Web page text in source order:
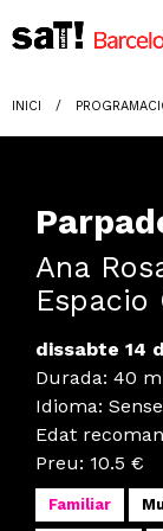
INICI
Ana
Espacio
dissabte 14
Durada: 40
Idioma:
Edat
Preu: 10.5 €
Familiar